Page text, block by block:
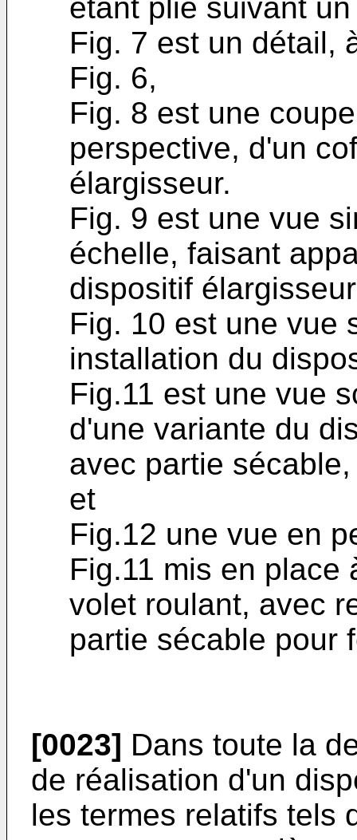
étant plié suivant
Fig. 7 est un détail,
Fig. 6,
Fig. 8 est une
perspective, d'un
élargisseur.
Fig. 9 est une vue
échelle, faisant
dispositif
Fig. 10 est une vue
installation du
Fig.11 est une vue
d'une variante du
avec partie
et
Fig.12 une vue en
Fig.11 mis en place
volet roulant, avec
partie sécable pour
[0023] Dans toute la
de réalisation d'un
les termes relatifs tels